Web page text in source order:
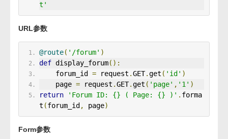
t'
URL参数
@route( '/forum' )
def display_forum():
    forum_id
= request .GET.get ( 'id' )
    page
= request .GET.get ( 'page' , '1' )
return
'Forum ID: {} ( Page: {} )' . forma
t (forum_id , page)
Form参数